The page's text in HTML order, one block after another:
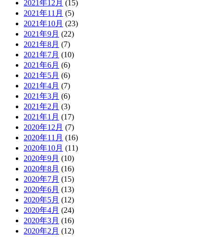
2021年12月 (15)
2021年11月 (5)
2021年10月 (23)
2021年9月 (22)
2021年8月 (7)
2021年7月 (10)
2021年6月 (6)
2021年5月 (6)
2021年4月 (7)
2021年3月 (6)
2021年2月 (3)
2021年1月 (17)
2020年12月 (7)
2020年11月 (16)
2020年10月 (11)
2020年9月 (10)
2020年8月 (16)
2020年7月 (15)
2020年6月 (13)
2020年5月 (12)
2020年4月 (24)
2020年3月 (16)
2020年2月 (12)